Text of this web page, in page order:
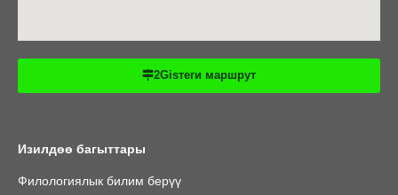
2Gisтеги маршрут
Изилдөө багыттары
Филологиялык билим берүү